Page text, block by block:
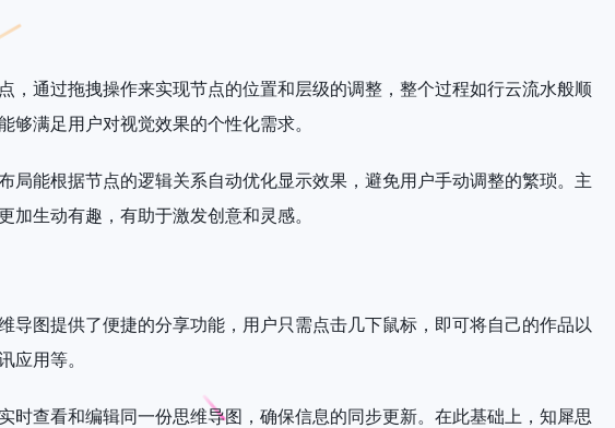
通过拖拽操作来实现节点的位置和层级的调整，整个过程如行云流水般顺
满足用户对视觉效果的个性化需求。
能根据节点的逻辑关系自动优化显示效果，避免用户手动调整的繁琐。主
生动有趣，有助于激发创意和灵感。
图提供了便捷的分享功能，用户只需点击几下鼠标，即可将自己的作品以
应用等。
查看和编辑同一份思维导图，确保信息的同步更新。在此基础上，知犀思